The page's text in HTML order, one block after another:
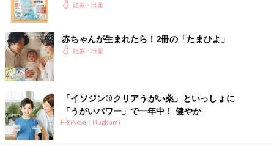
妊娠・出産
赤ちゃんが生まれたら！2冊の「たまひよ」
妊娠・出産
「イソジン®クリアうがい薬」といっしょに
「うがいパワー」で一年中！ 健やか
PR(iNova｜Hugkum)